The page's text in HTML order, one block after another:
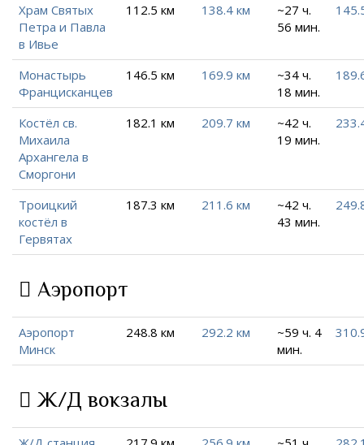
Храм Святых
Петра и Павла
в Ивье
112.5 км 138.4 км
~27 ч.
56 мин.
Монастырь
Францисканцев
146.5 км 169.9 км
~34 ч.
18 мин.
Костёл св.
Михаила
Архангела в
Сморгони
182.1 км 209.7 км
~42 ч.
19 мин.
Троицкий
костёл в
Гервятах
187.3 км 211.6 км
~42 ч.
43 мин.
Аэропорт
Аэропорт
Минск
248.8 км 292.2 км
~59 ч. 4
мин.
Ж/Д вокзалы